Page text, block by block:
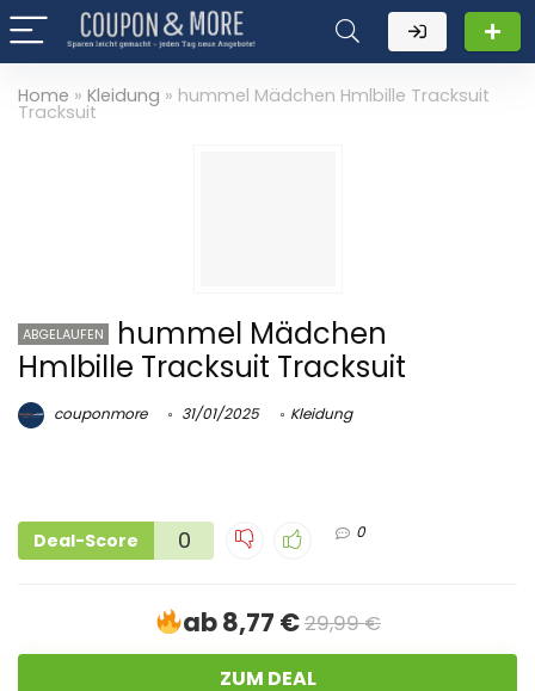
Home » Kleidung » hummel Mädchen Hmlbille Tracksuit
Tracksuit
ABGELAUFEN
hummel Mädchen
Hmlbille Tracksuit Tracksuit
couponmore 31/01/2025 Kleidung
Deal-Score 0 0
ab 8,77 €29,99 €
ZUM DEAL